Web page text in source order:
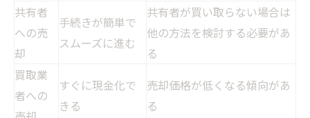
共有者
への売
却
手続きが簡単で
スムーズに進む
共有者が買い取らない場合は
他の方法を検討する必要があ
る
買取業
者への
すぐに現金化で
きる
売却価格が低くなる傾向があ
る